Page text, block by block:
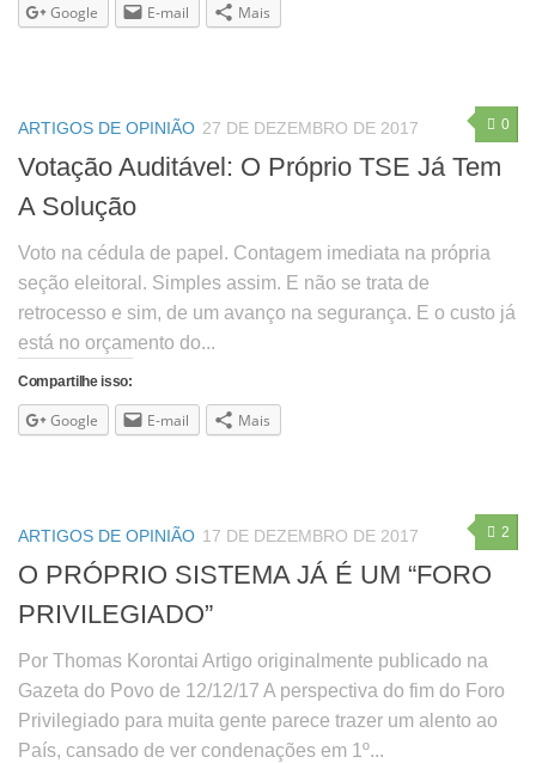
Google E-mail Mais
0
ARTIGOS DE OPINIÃO 27 DE DEZEMBRO DE 2017
Votação Auditável: O Próprio TSE Já Tem
A Solução
Voto na cédula de papel. Contagem imediata na própria
seção eleitoral. Simples assim. E não se trata de
retrocesso e sim, de um avanço na segurança. E o custo já
está no orçamento do...
Compartilhe isso:
Google E-mail Mais
2
ARTIGOS DE OPINIÃO 17 DE DEZEMBRO DE 2017
O PRÓPRIO SISTEMA JÁ É UM “FORO
PRIVILEGIADO”
Por Thomas Korontai Artigo originalmente publicado na
Gazeta do Povo de 12/12/17 A perspectiva do fim do Foro
Privilegiado para muita gente parece trazer um alento ao
País, cansado de ver condenações em 1º...